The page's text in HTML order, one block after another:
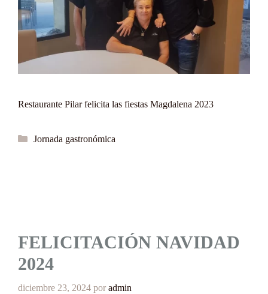
Restaurante Pilar felicita las fiestas Magdalena 2023
Categorías
Jornada gastronómica
FELICITACIÓN NAVIDAD
2024
diciembre 23, 2024 por admin